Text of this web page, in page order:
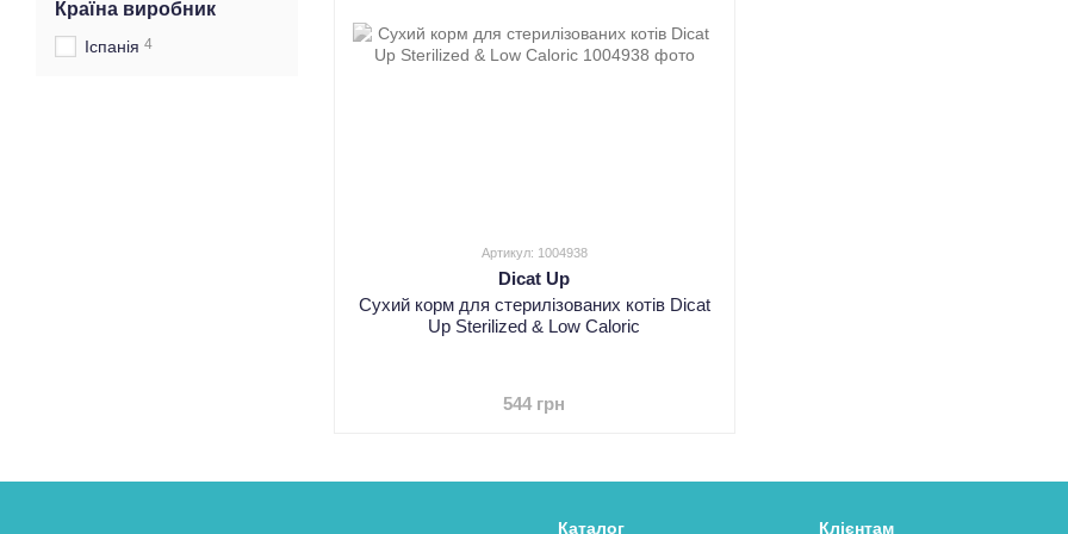
Артикул: 1004938
Dicat Up
Сухий корм для стерилізованих котів Dicat
Up Sterilized & Low Caloric
544 грн
Країна виробник
Іспанія 4
Каталог Клієнтам